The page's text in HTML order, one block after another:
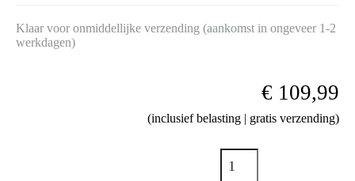
Klaar voor onmiddellijke verzending (aankomst in ongeveer 1-2
werkdagen)
€ 109,99
(inclusief belasting | gratis verzending)